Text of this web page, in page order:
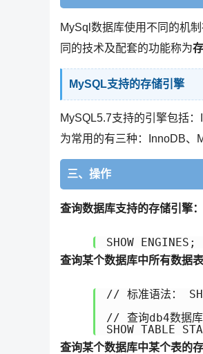
MySql数据库使用不同的机
同的技术及配套的功能称为
MySQL支持的存储引擎
MySQL5.7支持的引擎包括
为常用的有三种：InnoDB、
三、操作
查询数据库支持的存储引擎：
SHOW ENGINES;
查询某个数据库中所有数据表
// 标准语法：
// 查询db4数据库
SHOW TABLE
查询某个数据库中某个表的存